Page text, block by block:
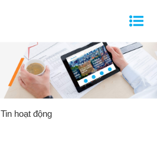
Tin hoạt động